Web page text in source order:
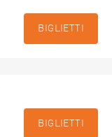
BIGLIETTI
BIGLIETTI